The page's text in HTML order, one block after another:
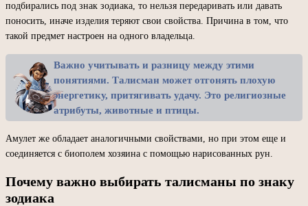
подбирались под знак зодиака, то нельзя передаривать или давать
поносить, иначе изделия теряют свои свойства. Причина в том, что
такой предмет настроен на одного владельца.
Важно учитывать и разницу между этими
понятиями. Талисман может отгонять плохую
энергетику, притягивать удачу. Это религиозные
атрибуты, животные и птицы.
Амулет же обладает аналогичными свойствами, но при этом еще и
соединяется с биополем хозяина с помощью нарисованных рун.
Почему важно выбирать талисманы по знаку
зодиака